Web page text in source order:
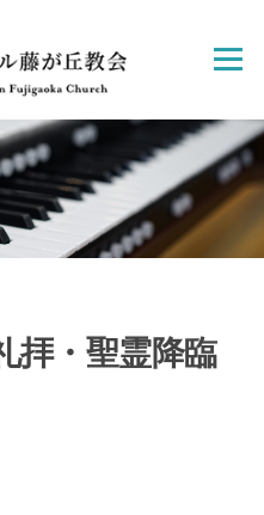
Menu
拝・聖霊降臨